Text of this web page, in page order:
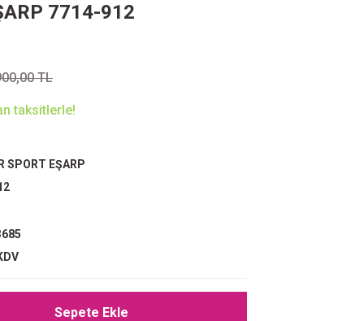
7714-912
TL
taksitlerle!
SPORT EŞARP
Sepete Ekle